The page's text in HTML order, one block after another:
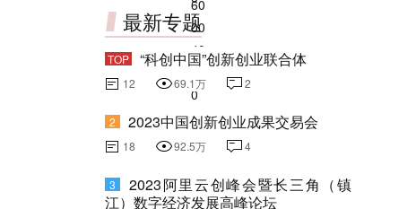
最新专题
TOP “科创中国”创新创业联合体
12 69.1万 2
2 2023中国创新创业成果交易会
18 92.5万 4
3
2023阿里云创峰会暨长三角（镇
江）数字经济发展高峰论坛